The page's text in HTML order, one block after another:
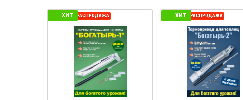
ХИТ
СЕЗОННАЯ РАСПРОДАЖА ХИТ
СЕЗОННАЯ РАСПРОДАЖА